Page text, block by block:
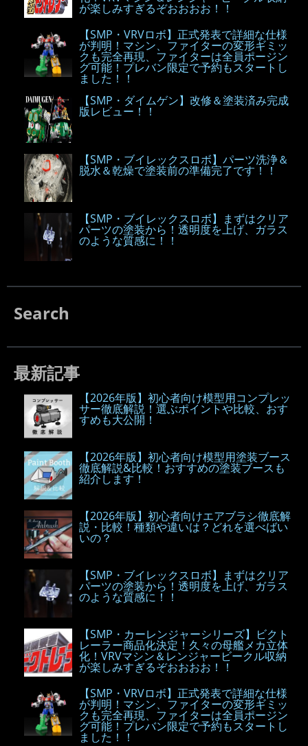
が楽しみすぎるぞおおおお！！
【SMP・VRVロボ】正式発表で詳細な仕様
が判明！マシン、ファイターの変形ギミッ
クも完全再現、ファイターは全員ポージン
グ可能！プレバン限定で予約もスタートし
ました！！
【SMP・ダイムゲン】改修＆塗装済み完成
版レビュー！！
【SMP・ブイレックスロボ】パーツ洗浄＆
脱水＆乾燥で塗装前の準備完了です！！
【SMP・ブイレックスロボ】まずはクリア
パーツの塗装から！透明度を上げ、ガラス
のような質感に！！
Search
最新記事
【2026年版】初心者向け模型用コンプレッ
サー徹底解説！選ぶポイントや比較、おす
すめも大公開！
【2026年版】初心者向け模型用塗装ブース
徹底解説&比較！おすすめの塗装ブースも
紹介します！
【2026年版】初心者向けエアブラシ徹底解
説・比較！種類や違いは？どれを選べばい
いの？
【SMP・ブイレックスロボ】まずはクリア
パーツの塗装から！透明度を上げ、ガラス
のような質感に！！
【SMP・カーレンジャーシリーズ】ビクト
レーラー商品化決定！久々の母艦メカ立体
化！VRVマシン＆レンジャービークル収納
が楽しみすぎるぞおおおお！！
【SMP・VRVロボ】正式発表で詳細な仕様
が判明！マシン、ファイターの変形ギミッ
クも完全再現、ファイターは全員ポージン
グ可能！プレバン限定で予約もスタートし
ました！！